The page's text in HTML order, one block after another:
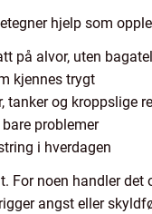
hjelp som
på alvor, uten
kjennes trygt
tanker og kroppslige
problemer
i hverdagen
For noen handler
angst eller